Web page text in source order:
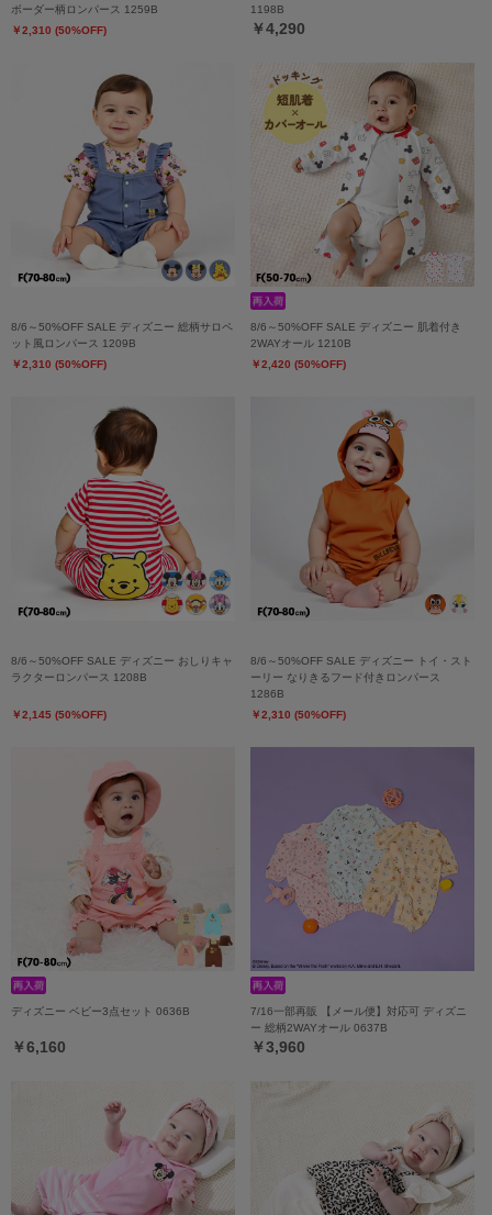
ボーダー柄ロンパース 1259B
￥2,310 (50%OFF)
1198B
￥4,290
8/6～50%OFF SALE ディズニー 総柄サロペ
ット風ロンパース 1209B
￥2,310 (50%OFF)
8/6～50%OFF SALE ディズニー 肌着付き
2WAYオール 1210B
￥2,420 (50%OFF)
8/6～50%OFF SALE ディズニー おしりキャ
ラクターロンパース 1208B
￥2,145 (50%OFF)
8/6～50%OFF SALE ディズニー トイ・スト
ーリー なりきるフード付きロンパース
1286B
￥2,310 (50%OFF)
ディズニー ベビー3点セット 0636B
￥6,160
7/16一部再販 【メール便】対応可 ディズニ
ー 総柄2WAYオール 0637B
￥3,960